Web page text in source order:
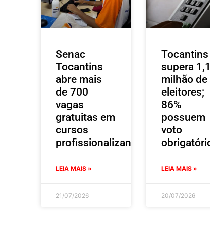
Senac
Tocantins
abre mais
de 700
vagas
gratuitas em
cursos
profissionalizantes
LEIA MAIS »
21/07/2026
Tocantins
supera 1,1
milhão de
eleitores;
86%
possuem
voto
LEIA MAIS »
20/07/2026